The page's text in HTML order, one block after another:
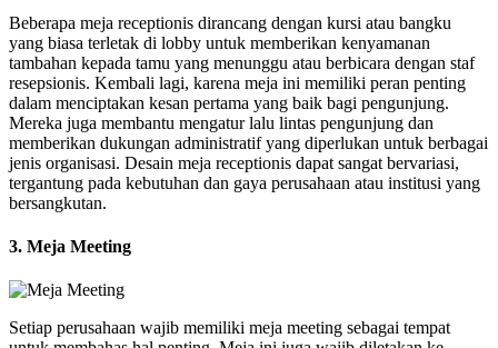
Beberapa meja receptionis dirancang dengan kursi atau bangku
yang biasa terletak di lobby untuk memberikan kenyamanan
tambahan kepada tamu yang menunggu atau berbicara dengan staf
resepsionis. Kembali lagi, karena meja ini memiliki peran penting
dalam menciptakan kesan pertama yang baik bagi pengunjung.
Mereka juga membantu mengatur lalu lintas pengunjung dan
memberikan dukungan administratif yang diperlukan untuk berbagai
jenis organisasi. Desain meja receptionis dapat sangat bervariasi,
tergantung pada kebutuhan dan gaya perusahaan atau institusi yang
bersangkutan.
3. Meja Meeting
Setiap perusahaan wajib memiliki meja meeting sebagai tempat